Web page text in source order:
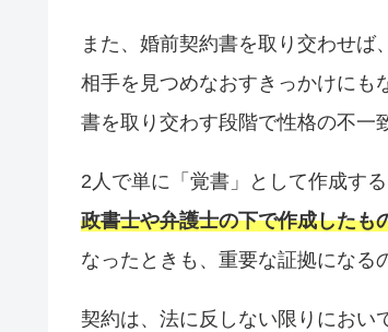
また、婚前契約書を取り交わせば
相手を見つめなおすきっかけにも
書を取り交わす段階で性格の不一
2人で単に「覚書」として作成す
政書士や弁護士の下で作成したも
なったときも、重要な証拠になる
契約は、法に反しない限りにおい